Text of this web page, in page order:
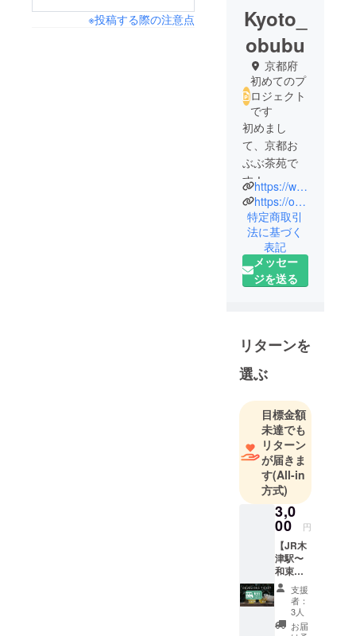
※投稿する際の注意点
Kyoto_
obubu
京都府
初めてのプ
ロジェクト
です
初めまし
て、京都お
ぶぶ茶苑で
す！
私たちは、
京都府和束
町を拠点
に、茶農業
や観光事業
『日本茶を
世界へ！』
ンに掲げ、
日本の伝統
文化である
日本茶の魅
力を世界に
発信すると
ともに、農
業を楽しく
『茶畑から
の社会貢
献』を地道
に続ける活
動を行って
https://www.obubu.com
https://obubutea.com
特定商取引
法に基づく
表記
メッセー
ジを送る
リターンを
選ぶ
目標金額
未達でも
リターン
が届きま
す(All-in
方式)
3,0
00 円
【JR木
津駅〜
和束】
往復バ
スチ
ケット×
１ JR木
支援
者：
3人
お届